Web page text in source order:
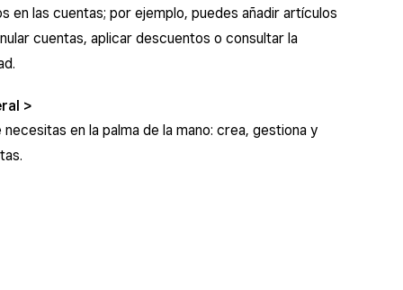
en las cuentas; por ejemplo, puedes añadir artículos
cuentas, aplicar descuentos o consultar la
necesitas en la palma de la mano: crea, gestiona y